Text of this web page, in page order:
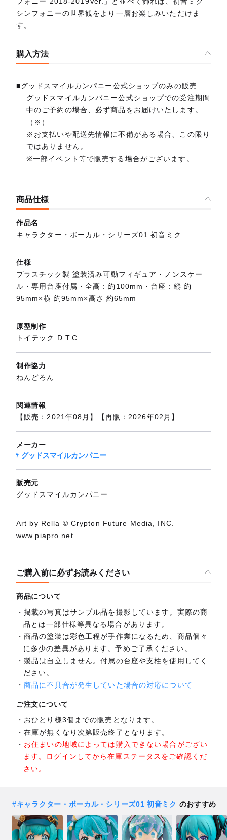
シンフォニーの世界観をより一層お楽しみいただけま
す。
購入方法
■グッドスマイルカンパニー公式ショップのみの販売
グッドスマイルカンパニー公式ショップでの受注期間
中のご予約の場合、必ず商品をお届けいたします。
（※）
※お支払いや配送先情報に不備がある場合、この限り
ではありません。
※一部イベント等で販売する場合がございます。
商品仕様
作品名
キャラクター・ボーカル・シリーズ01 初音ミク
仕様
プラスチック製 塗装済み可動フィギュア・ノンスケー
ル・専用台座付属・全高：約100mm・台座：縦 約
95mm×横 約95mm×高さ 約65mm
原型制作
トイテック D.T.C
制作協力
ねんどろん
関連情報
【販売：2021年08月】【再販：2026年02月】
メーカー
グッドスマイルカンパニー
販売元
グッドスマイルカンパニー
Art by Rella © Crypton Future Media, INC.
www.piapro.net
ご購入前に必ずお読みください
商品について
掲載の写真はサンプル品を撮影しています。実際の商
品とは一部仕様等異なる場合があります。
商品の塗装は彩色工程が手作業になるため、商品個々
に多少の差異があります。予めご了承ください。
製品は自立しません。付属の台座や支柱を使用してく
ださい。
商品に不具合が発生していた場合の対応について
ご注文について
おひとり様3個までの販売となります。
在庫が無くなり次第販売終了となります。
お住まいの地域によっては購入できない場合がござい
ます。ログインしてから在庫ステータスをご確認くだ
さい。
#キャラクター・ボーカル・シリーズ01 初音ミク のおすすめ